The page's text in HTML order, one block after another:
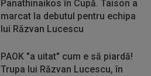
Panathinaikos în Cupă. Taison a
marcat la debutul pentru echipa
lui Răzvan Lucescu
PAOK "a uitat" cum e să piardă!
Trupa lui Răzvan Lucescu, în